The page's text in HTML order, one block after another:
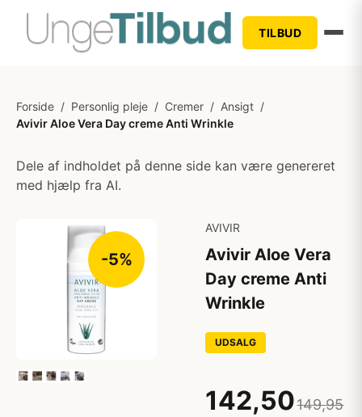
TILBUD
Forside / Personlig pleje / Cremer / Ansigt /
Avivir Aloe Vera Day creme Anti Wrinkle
Dele af indholdet på denne side kan være genereret
med hjælp fra AI.
-5%
AVIVIR
Avivir Aloe Vera
Day creme Anti
Wrinkle
UDSALG
142,50149,95